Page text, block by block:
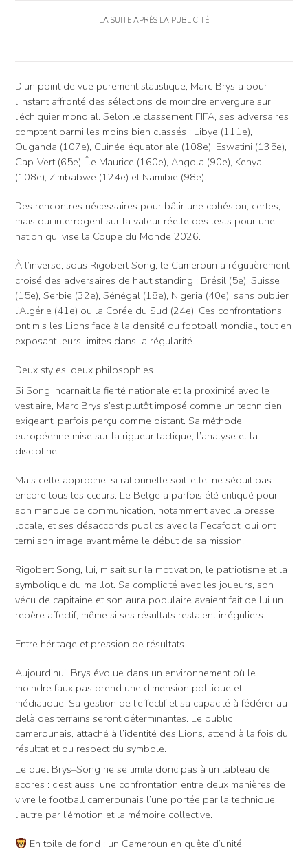
LA SUITE APRÈS LA PUBLICITÉ
D’un point de vue purement statistique, Marc Brys a pour
l’instant affronté des sélections de moindre envergure sur
l’échiquier mondial. Selon le classement FIFA, ses adversaires
comptent parmi les moins bien classés : Libye (111e),
Ouganda (107e), Guinée équatoriale (108e), Eswatini (135e),
Cap-Vert (65e), Île Maurice (160e), Angola (90e), Kenya
(108e), Zimbabwe (124e) et Namibie (98e).
Des rencontres nécessaires pour bâtir une cohésion, certes,
mais qui interrogent sur la valeur réelle des tests pour une
nation qui vise la Coupe du Monde 2026.
À l’inverse, sous Rigobert Song, le Cameroun a régulièrement
croisé des adversaires de haut standing : Brésil (5e), Suisse
(15e), Serbie (32e), Sénégal (18e), Nigeria (40e), sans oublier
l’Algérie (41e) ou la Corée du Sud (24e). Ces confrontations
ont mis les Lions face à la densité du football mondial, tout en
exposant leurs limites dans la régularité.
Deux styles, deux philosophies
Si Song incarnait la fierté nationale et la proximité avec le
vestiaire, Marc Brys s’est plutôt imposé comme un technicien
exigeant, parfois perçu comme distant. Sa méthode
européenne mise sur la rigueur tactique, l’analyse et la
discipline.
Mais cette approche, si rationnelle soit-elle, ne séduit pas
encore tous les cœurs. Le Belge a parfois été critiqué pour
son manque de communication, notamment avec la presse
locale, et ses désaccords publics avec la Fecafoot, qui ont
terni son image avant même le début de sa mission.
Rigobert Song, lui, misait sur la motivation, le patriotisme et la
symbolique du maillot. Sa complicité avec les joueurs, son
vécu de capitaine et son aura populaire avaient fait de lui un
repère affectif, même si ses résultats restaient irréguliers.
Entre héritage et pression de résultats
Aujourd’hui, Brys évolue dans un environnement où le
moindre faux pas prend une dimension politique et
médiatique. Sa gestion de l’effectif et sa capacité à fédérer au-
delà des terrains seront déterminantes. Le public
camerounais, attaché à l’identité des Lions, attend à la fois du
résultat et du respect du symbole.
Le duel Brys–Song ne se limite donc pas à un tableau de
scores : c’est aussi une confrontation entre deux manières de
vivre le football camerounais l’une portée par la technique,
l’autre par l’émotion et la mémoire collective.
En toile de fond : un Cameroun en quête d’unité